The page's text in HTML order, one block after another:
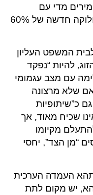
מדי עם
המבקשת, ולכן קבע במקומם חלוקה חדשה של 60%
המשפט העליון
להיות “נפקד
עם מצב עגמומי
שלא מרצונה
כ”שיתופיות
שכיח מאוד, אך
מקיומו
“מן הצד”, יחסי
העמדה הערכית
יש מקום לתת